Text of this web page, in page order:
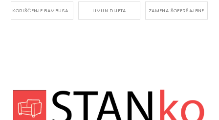
KORIŠĆENJE BAMBUSA VAN KUĆE LIMUN DIJETA ZAMENA ŠOFERŠAJBNE